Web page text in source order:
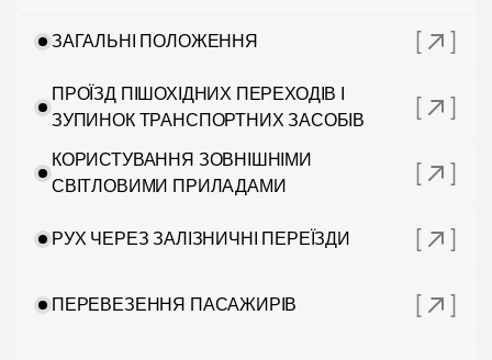
ЗАГАЛЬНІ ПОЛОЖЕННЯ
ПРОЇЗД ПІШОХІДНИХ ПЕРЕХОДІВ І
ЗУПИНОК ТРАНСПОРТНИХ ЗАСОБІВ
КОРИСТУВАННЯ ЗОВНІШНІМИ
СВІТЛОВИМИ ПРИЛАДАМИ
РУХ ЧЕРЕЗ ЗАЛІЗНИЧНІ ПЕРЕЇЗДИ
ПЕРЕВЕЗЕННЯ ПАСАЖИРІВ